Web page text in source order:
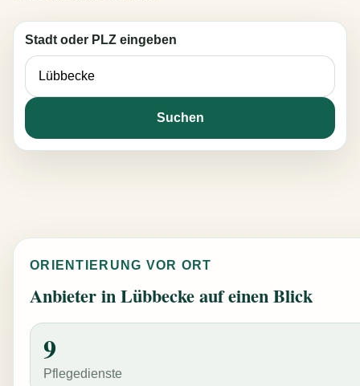
Stadt oder PLZ eingeben
Suchen
ORIENTIERUNG VOR ORT
Anbieter in Lübbecke auf einen Blick
9
Pflegedienste